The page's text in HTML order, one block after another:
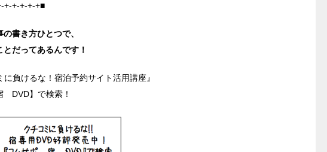
+-+-+-+-+■
書き方ひとつで、
だってあるんです！
に負けるな！宿泊予約サイト活用講座』
DVD】で検索！